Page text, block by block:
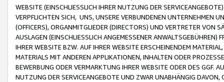
WEBSITE (EINSCHLIESSLICH IHRER NUTZUNG DER
VERPFLICHTEN SICH, UNS, UNSERE VERBUNDENEN UNTERNEHMEN
(OFFICERS), ORGANMITGLIEDER (DIRECTORS) UND VERTRETER VON
AUSLAGEN (EINSCHLIESSLICH ANGEMESSENER
IHRER WEBSITE BZW. AUF IHRER WEBSITE ERSCHEINENDEM
MATERIALS MIT ANDEREN APPLIKATIONEN, INHALTEN ODER
BEWERBUNG ODER VERMARKTUNG IHRER WEBSITE ODER DES GGF.
NUTZUNG DER SERVICEANGEBOTE UND ZWAR UNABHÄNGIG